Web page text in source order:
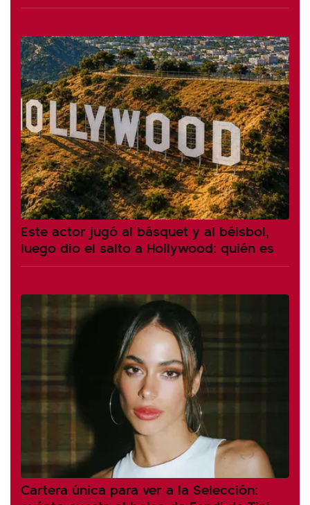
Este actor jugó al básquet y al béisbol,
luego dio el salto a Hollywood: quién es
Cartera única para ver a la Selección: